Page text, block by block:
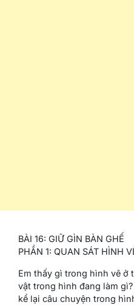
BÀI 16: GIỮ GÌN BÀN GHẾ
PHẦN 1: QUAN SÁT HÌNH
Em thấy gì trong hình vẽ ở
vật trong hình đang làm
kể lại câu chuyện trong